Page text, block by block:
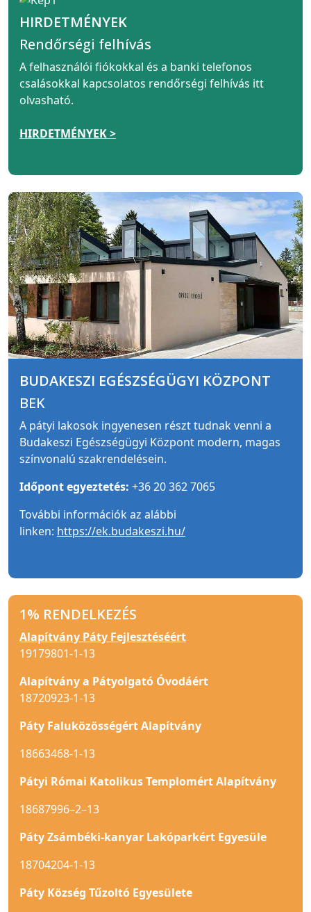
HIRDETMÉNYEK
Rendőrségi felhívás
A felhasználói fiókokkal és a banki telefonos
csalásokkal kapcsolatos rendőrségi felhívás itt
olvasható.
HIRDETMÉNYEK >
BUDAKESZI EGÉSZSÉGÜGYI KÖZPONT
BEK
A pátyi lakosok ingyenesen részt tudnak venni a
Budakeszi Egészségügyi Központ modern, magas
színvonalú szakrendelésein.
Időpont egyeztetés: +36 20 362 7065
További információk az alábbi
linken: https://ek.budakeszi.hu/
1% RENDELKEZÉS
Alapítvány Páty Fejlesztéséért
19179801-1-13
Alapítvány a Pátyolgató Óvodáért
18720923-1-13
Páty Faluközösségért Alapítvány
18663468-1-13
Pátyi Római Katolikus Templomért Alapítvány
18687996–2–13
Páty Zsámbéki-kanyar Lakóparkért Egyesüle
18704204-1-13
Páty Község Tűzoltó Egyesülete